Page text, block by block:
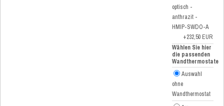
optisch -
anthrazit -
HMIP-SWDO-A
+232,50 EUR
Wählen Sie hier
die passenden
Wandthermostate
Auswahl
ohne
Wandthermostat